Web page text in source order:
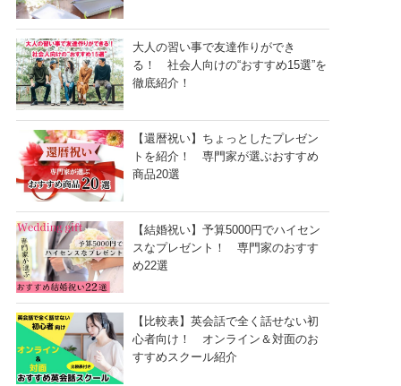
大人の習い事で友達作りができ
る！ 社会人向けの“おすすめ15選”を
徹底紹介！
【還暦祝い】ちょっとしたプレゼン
トを紹介！ 専門家が選ぶおすすめ
商品20選
【結婚祝い】予算5000円でハイセン
スなプレゼント！ 専門家のおすす
め22選
【比較表】英会話で全く話せない初
心者向け！ オンライン＆対面のお
すすめスクール紹介